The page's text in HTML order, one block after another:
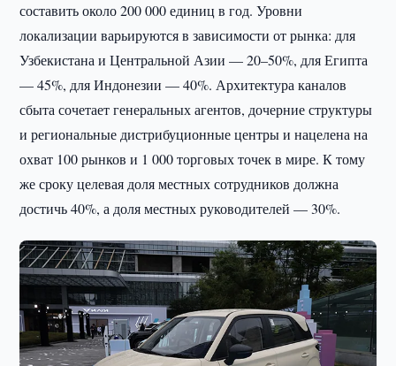
составить около 200 000 единиц в год. Уровни
локализации варьируются в зависимости от рынка: для
Узбекистана и Центральной Азии — 20–50%, для Египта
— 45%, для Индонезии — 40%. Архитектура каналов
сбыта сочетает генеральных агентов, дочерние структуры
и региональные дистрибуционные центры и нацелена на
охват 100 рынков и 1 000 торговых точек в мире. К тому
же сроку целевая доля местных сотрудников должна
достичь 40%, а доля местных руководителей — 30%.